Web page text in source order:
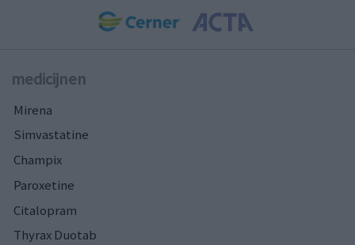
medicijnen
Mirena
Simvastatine
Champix
Paroxetine
Citalopram
Thyrax Duotab